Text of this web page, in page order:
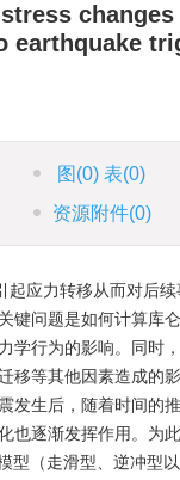
changes
earthquake
图 (0)表(0)
资源附件(0)
起应力转移从而对后
键问题是如何计算库
学行为的影响。同时
移等其他因素造成的
发生后，随着时间的
也逐渐发挥作用。为
型（走滑型、逆冲型